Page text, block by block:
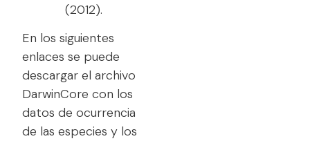
(2012).
En los siguientes
enlaces se puede
descargar el archivo
DarwinCore con los
datos de ocurrencia
de las especies y los